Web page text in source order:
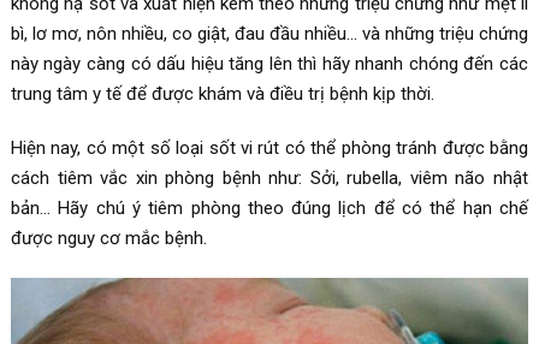
bì, lơ mơ, nôn nhiều, co giật, đau đầu nhiều… và những triệu chứng
này ngày càng có dấu hiệu tăng lên thì hãy nhanh chóng đến các
trung tâm y tế để được khám và điều trị bệnh kịp thời.
Hiện nay, có một số loại sốt vi rút có thể phòng tránh được bằng
cách tiêm vắc xin phòng bệnh như: Sởi, rubella, viêm não nhật
bản… Hãy chú ý tiêm phòng theo đúng lịch để có thể hạn chế
được nguy cơ mắc bệnh.